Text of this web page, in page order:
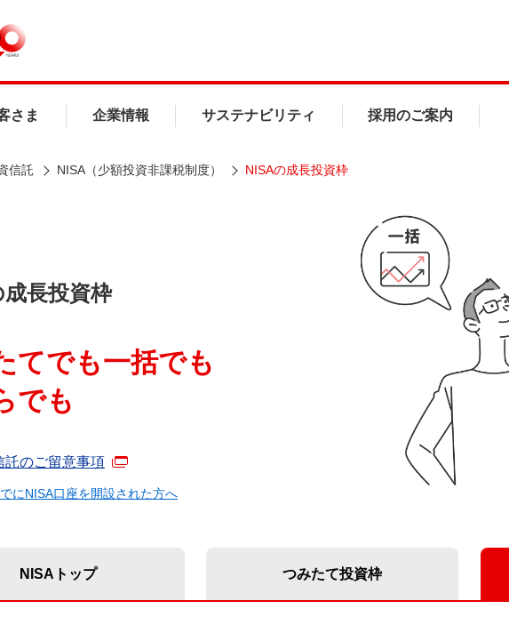
さま 企業情報 サステナビリティ 採用のご案内
信託 NISA（少額投資非課税制度） NISAの成長投資枠
長投資枠
てでも一括でも
でも
託のご留意事項
にNISA口座を開設された方へ
NISAトップ つみたて投資枠